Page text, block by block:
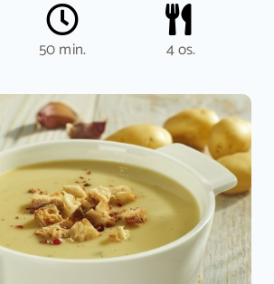
50 min. 4 os.